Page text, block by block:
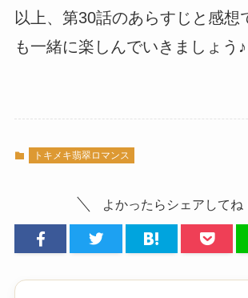
以上、第30話のあらすじと感想
も一緒に楽しんでいきましょう♪
トキメキ翡翠ロマンス
よかったらシェアしてね